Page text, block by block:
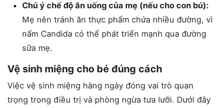
Chú ý chế độ ăn uống của mẹ (nếu cho con bú):
Mẹ nên tránh ăn thực phẩm chứa nhiều đường, vì
nấm Candida có thể phát triển mạnh qua đường
sữa mẹ.
Vệ sinh miệng cho bé đúng cách
Việc vệ sinh miệng hàng ngày đóng vai trò quan
trọng trong điều trị và phòng ngừa tưa lưỡi. Dưới đây